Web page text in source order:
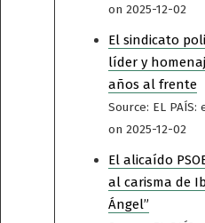
on 2025-12-02
El sindicato
líder y
años al frente
Source: EL
on 2025-12-02
El alicaído
al carisma de
Ángel”